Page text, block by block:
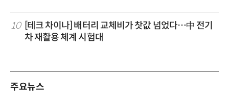
10
[테크 차이나] 배터리 교체비가 찻값 넘었다…中 전기
차 재활용 체계 시험대
주요뉴스